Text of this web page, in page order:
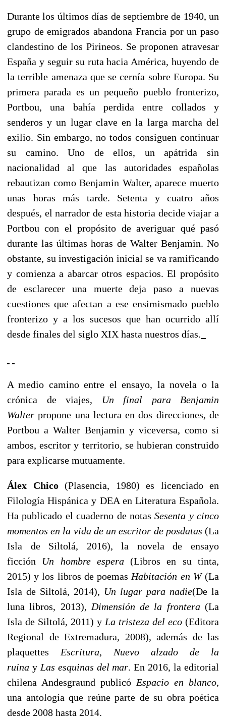
Durante los últimos días de septiembre de 1940, un
grupo de emigrados abandona Francia por un paso
clandestino de los Pirineos. Se proponen atravesar
España y seguir su ruta hacia América, huyendo de
la terrible amenaza que se cernía sobre Europa. Su
primera parada es un pequeño pueblo fronterizo,
Portbou, una bahía perdida entre collados y
senderos y un lugar clave en la larga marcha del
exilio. Sin embargo, no todos consiguen continuar
su camino. Uno de ellos, un apátrida sin
nacionalidad al que las autoridades españolas
rebautizan como Benjamin Walter, aparece muerto
unas horas más tarde. Setenta y cuatro años
después, el narrador de esta historia decide viajar a
Portbou con el propósito de averiguar qué pasó
durante las últimas horas de Walter Benjamin. No
obstante, su investigación inicial se va ramificando
y comienza a abarcar otros espacios. El propósito
de esclarecer una muerte deja paso a nuevas
cuestiones que afectan a ese ensimismado pueblo
fronterizo y a los sucesos que han ocurrido allí
desde finales del siglo XIX hasta nuestros días.
A medio camino entre el ensayo, la novela o la
crónica de viajes,
Un final para Benjamin
Walterpropone una lectura en dos direcciones, de
Portbou a Walter Benjamin y viceversa, como si
ambos, escritor y territorio, se hubieran construido
para explicarse mutuamente.
Álex Chico(Plasencia, 1980) es licenciado en
Filología Hispánica y DEA en Literatura Española.
Ha publicado el cuaderno de notasSesenta y cinco
momentos en la vida de un escritor de posdatas (La
Isla de Siltolá, 2016), la novela de ensayo
ficción Un hombre espera(Libros en su tinta,
2015) y los libros de poemas Habitación en W(La
Isla de Siltolá, 2014), Un lugar para nadie(De la
luna libros, 2013), Dimensión de la frontera(La
Isla de Siltolá, 2011) y La tristeza del eco (Editora
Regional de Extremadura, 2008), además de las
plaquettes Escritura, Nuevo alzado de la
ruina y Las esquinas del mar. En 2016, la editorial
chilena Andesgraund publicó Espacio en blanco,
una antología que reúne parte de su obra poética
desde 2008 hasta 2014.